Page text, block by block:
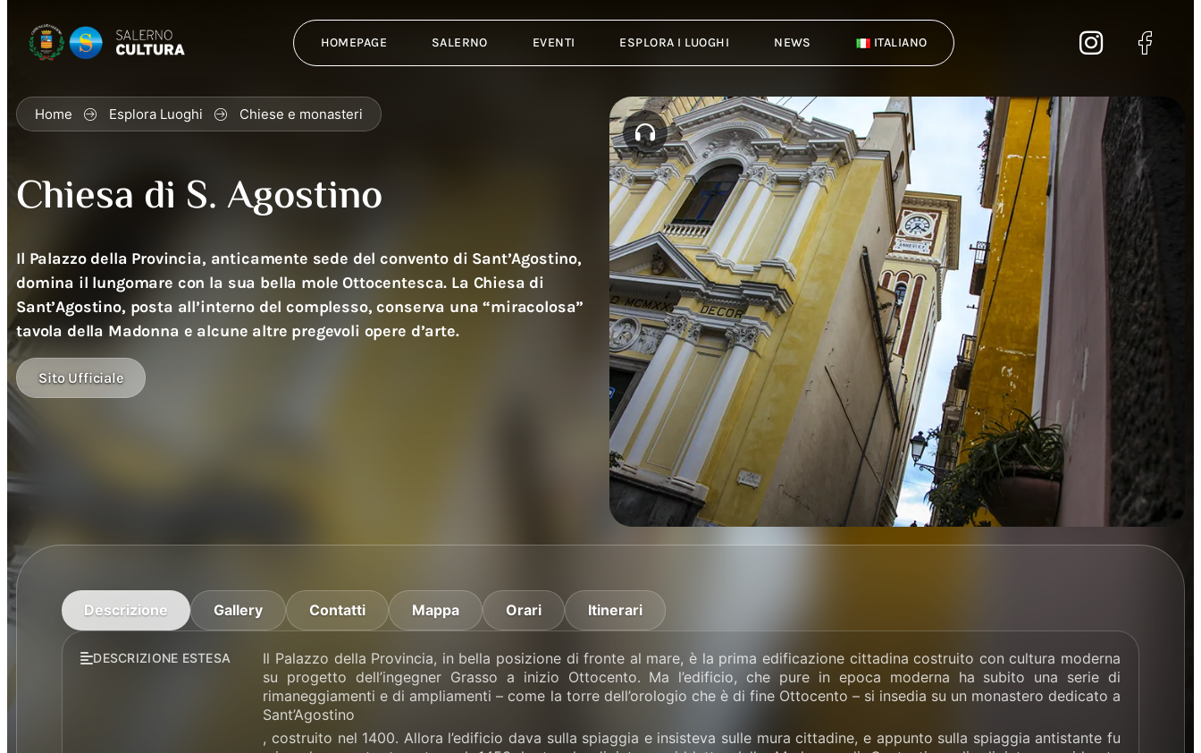
HOMEPAGE SALERNO EVENTI ESPLORA I LUOGHI NEWS ITALIANO
Home Esplora Luoghi Chiese e monasteri
Chiesa di S. Agostino
Il Palazzo della Provincia, anticamente sede del convento di Sant’Agostino,
domina il lungomare con la sua bella mole Ottocentesca. La Chiesa di
Sant’Agostino, posta all’interno del complesso, conserva una “miracolosa”
tavola della Madonna e alcune altre pregevoli opere d’arte.
Sito Ufficiale
Descrizione Gallery Contatti Mappa Orari Itinerari
DESCRIZIONE ESTESA
Il Palazzo della Provincia, in bella posizione di fronte al mare, è la prima edificazione cittadina costruito con cultura moderna
su progetto dell’ingegner Grasso a inizio Ottocento. Ma l’edificio, che pure in epoca moderna ha subito una serie di
rimaneggiamenti e di ampliamenti – come la torre dell’orologio che è di fine Ottocento – si insedia su un monastero dedicato a
Sant’Agostino
, costruito nel 1400. Allora l’edificio dava sulla spiaggia e insisteva sulle mura cittadine, e appunto sulla spiaggia antistante fu